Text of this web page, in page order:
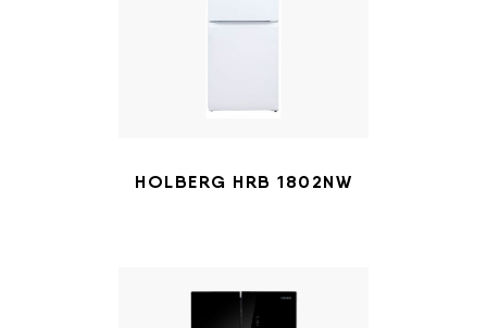
HOLBERG HRB 1802NW